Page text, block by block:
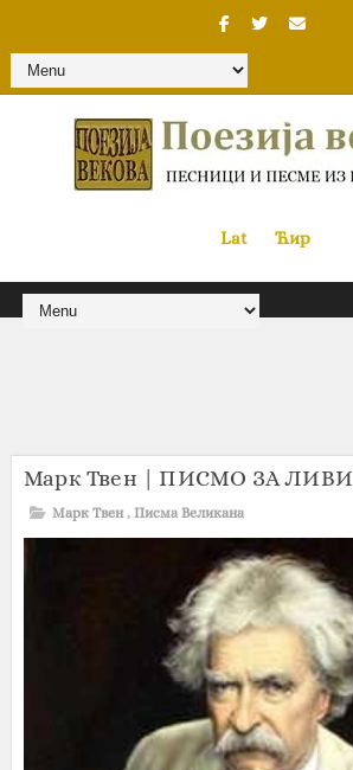
Lat« Ћир
Марк Твен | ПИСМО ЗА ЛИВИ
Марк Твен , Писма Великана